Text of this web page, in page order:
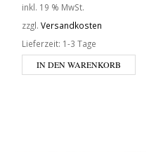
inkl. 19 % MwSt.
zzgl. Versandkosten
Lieferzeit: 1-3 Tage
IN DEN WARENKORB